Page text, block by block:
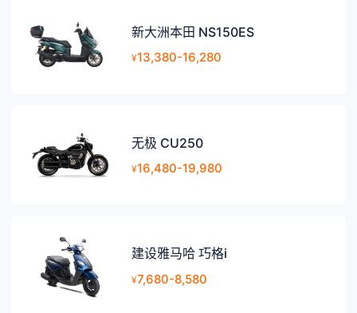
新大洲本田 NS150ES
¥13,380-16,280
无极 CU250
¥16,480-19,980
建设雅马哈 巧格i
¥7,680-8,580